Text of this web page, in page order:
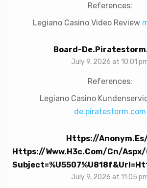
References:
Legiano Casino Video Review
Board-
July 9, 2026 at 10:01
References:
Legiano Casino
de.piratestorm.com
Https://
Https://www.h3c.com/cn/
July 9, 2026 at 11:05